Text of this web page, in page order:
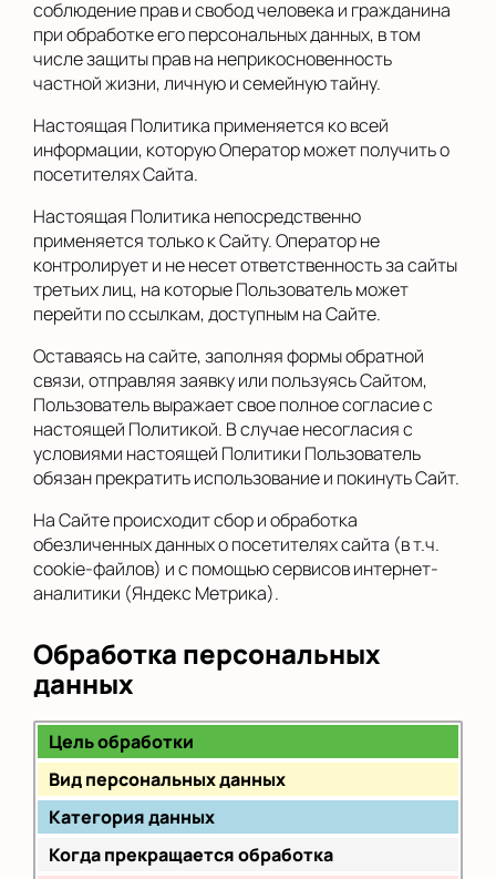
соблюдение прав и свобод человека и гражданина
при обработке его персональных данных, в том
числе защиты прав на неприкосновенность
частной жизни, личную и семейную тайну.
Настоящая Политика применяется ко всей
информации, которую Оператор может получить о
посетителях Сайта.
Настоящая Политика непосредственно
применяется только к Сайту. Оператор не
контролирует и не несет ответственность за сайты
третьих лиц, на которые Пользователь может
перейти по ссылкам, доступным на Сайте.
Оставаясь на сайте, заполняя формы обратной
связи, отправляя заявку или пользуясь Сайтом,
Пользователь выражает свое полное согласие с
настоящей Политикой. В случае несогласия с
условиями настоящей Политики Пользователь
обязан прекратить использование и покинуть Сайт.
На Сайте происходит сбор и обработка
обезличенных данных о посетителях сайта (в т.ч.
cookie-файлов) и с помощью сервисов интернет-
аналитики (Яндекс Метрика).
Обработка персональных
данных
Цель обработки
Вид персональных данных
Категория данных
Когда прекращается обработка